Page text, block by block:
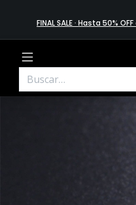
FINAL SALE · Hasta 50%